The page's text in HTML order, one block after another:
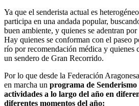
Ya que el senderista actual es
participa en una andada popular,
buen ambiente, y quienes se adentran
Hay quienes se conforman con el paseo
río por recomendación médica y quienes
un sendero de Gran Recorrido.
Por lo que desde la Federación
en marcha un programa de Senderismo
actividades a lo largo del año en
diferentes momentos del año: